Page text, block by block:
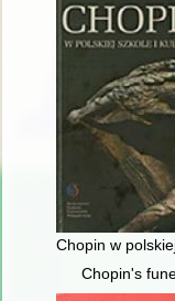
Chopin w
Chopin's